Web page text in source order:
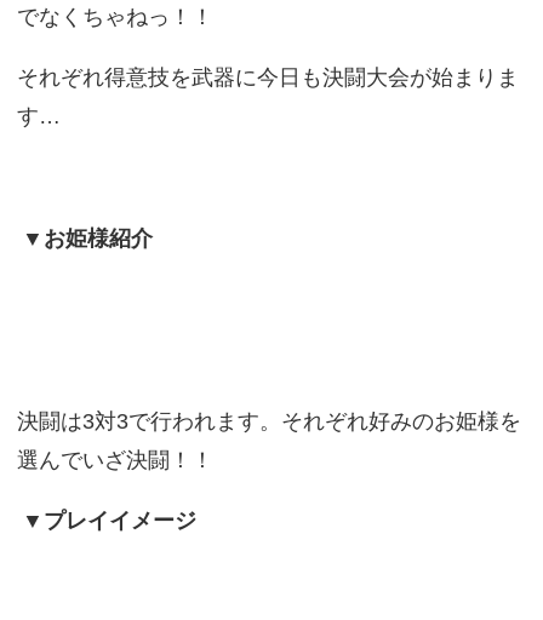
でなくちゃねっ！！
それぞれ得意技を武器に今日も決闘大会が始まりま
す…
▼お姫様紹介
決闘は3対3で行われます。それぞれ好みのお姫様を
選んでいざ決闘！！
▼プレイイメージ